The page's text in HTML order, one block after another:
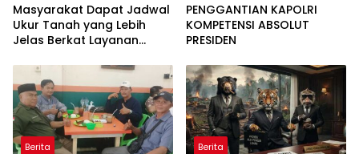
Masyarakat Dapat Jadwal
Ukur Tanah yang Lebih
Jelas Berkat Layanan
PENGGANTIAN KAPOLRI
KOMPETENSI ABSOLUT
PRESIDEN
Berita Berita